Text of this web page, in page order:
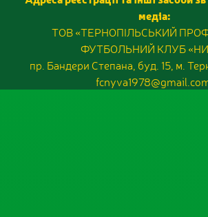
медіа:
ТОВ «ТЕРНОПІЛЬСЬКИЙ
ФУТБОЛЬНИЙ КЛУБ
пр. Бандери Степана, буд. 15, м.